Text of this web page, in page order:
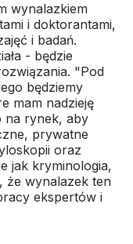
wynalazkiem
i doktorantami,
i badań.
- będzie
"Pod
będziemy
mam nadzieję
na rynek, aby
prywatne
oraz
jak kryminologia,
że wynalazek ten
ekspertów i